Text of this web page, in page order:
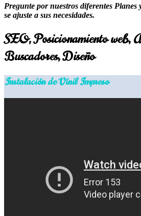
Pregunte por nuestros diferentes Planes
se ajuste a sus necesidades.
SEO, Posicionamiento web,
Buscadores, Diseño
Instalación de Vinil Impreso